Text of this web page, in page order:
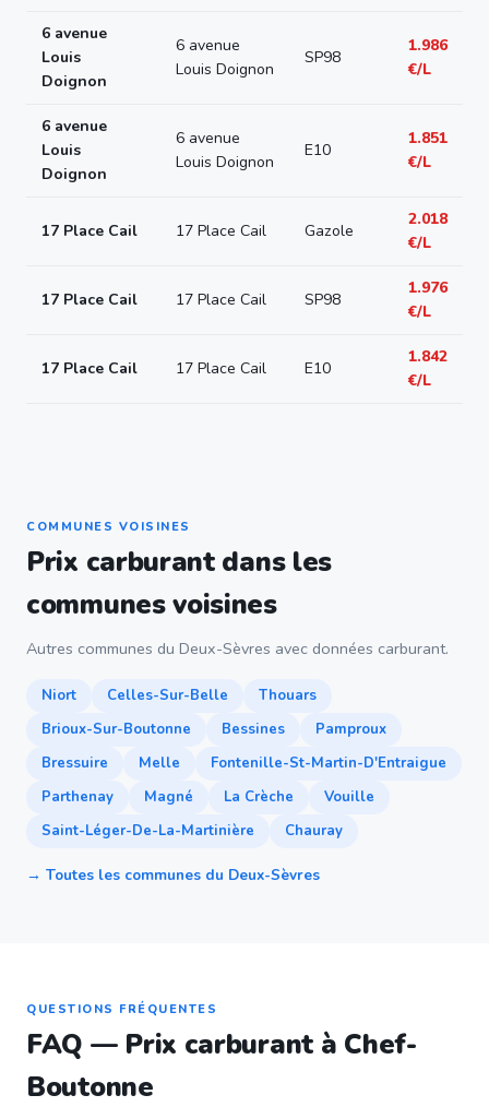
6 avenue
Louis
Doignon
6 avenue
Louis Doignon
SP98
1.986
€/L
6 avenue
Louis
Doignon
6 avenue
Louis Doignon
E10
1.851
€/L
17 Place Cail 17 Place Cail Gazole
2.018
€/L
17 Place Cail 17 Place Cail SP98
1.976
€/L
17 Place Cail 17 Place Cail E10
1.842
€/L
COMMUNES VOISINES
Prix carburant dans les
communes voisines
Autres communes du Deux-Sèvres avec données carburant.
Niort Celles-Sur-Belle
Thouars
Brioux-Sur-Boutonne
Bessines
Pamproux
Bressuire
Melle
Fontenille-St-Martin-D'Entraigue
Parthenay
Magné La Crèche
Vouille
Saint-Léger-De-La-Martinière
Chauray
→ Toutes les communes du Deux-Sèvres
QUESTIONS FRÉQUENTES
FAQ — Prix carburant à Chef-
Boutonne